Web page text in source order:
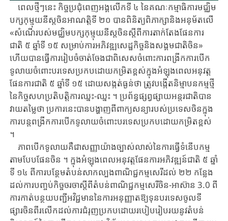
ពេល​ថ្មីៗនេះ ​កិច្ចប្រ​ជុំពេញ​អង្គលើកទី ​៤ ​នៃគណៈកម្មាធិការមជ្ឈិម
បក្សកុម្មុយនីស្តចិន​អាណត្តិ​ទី ​២០ ​បាន​ពិនិត្យ​ពិភាក្សា​និង​អនុម័ត​លើ​
«សំណើ​របស់​មជ្ឈិម​បក្សកុម្មុយនីស្ត​ចិន​ស្តីពី​ការតាក់​តែង​ផែនការ​
ជាតិ ​៥ ​ឆ្នាំ​ទី ​១៥ ​សម្រាប់​ការ​អភិវឌ្ឍសេដ្ឋកិច្ច​និង​សង្គមជាតិ​ចិន​» ​
ហើយ​បាន​ធ្វើ​ការ​រៀប​ចំ​ចាត់​ចែងជាពិសេសចំពោះ​ការ​ពង្រីកការបើក
ទូលាយ​ចំពោះ​បរទេស​ប្រកបដោយ​កម្រិតខ្ពស់​ក្នុងអំឡុងពេល​អនុវត្ត​
ផែនការ​ជាតិ ​៥ ​ឆ្នាំ​ទី ​១៥ ​ដោយ​សង្កត់​ធ្ងន់ថា ​ត្រូវ​បង្កើតនិម្មាបនកម្មថ្មី​
នៃ​កិច្ចសហប្រតិបត្តិការឈ្នះ-ឈ្នះ ​។ ​ប្រព័ន្ធផ្សព្វ​ផ្សាយ​អន្តរជាតិ​បាន
វាយតម្លៃថា ​ប្រការ​នេះ​បាន​បង្ហាញ​ពី​ពាក្យ​សន្យា​របស់​ប្រទេស​ចិន​ក្នុង​
ការ​បន្ត​ពង្រីក​ការបើកទូលាយ​ចំពោះ​បរទេស​ប្រកបដោយ​កម្រិតខ្ពស់ ​
។
ភាពបើកទូលាយគឺជាសញ្ញាយ៉ាង​ច្បាស់​លាស់​នៃការធ្វើទំនើបកម្ម
តាមបែបផែនចិន ​។ ​ក្នុង​អំឡុង​ពេល​អនុវត្ត​ផែនការ​អភិវឌ្ឍន៍​ជាតិ ​៥ ​ឆ្នាំ​
ទី ​១៤ ​ពី​ការ​បន្ថែម​តំបន់​សាក​ល្បង​ពាណិជ្ជកម្ម​សេរី​ដល់ ​២២ ​កន្លែង ​
ដល់​ការ​បញ្ចប់​កិច្ចចរចាស្តីពីតំបន់ពាណិជ្ជកម្ម​សេរី​ចិន​-អាស៊ាន ​3.0 ​ពី​
ការ​កាត់​បន្ថយ​បញ្ជី​អវិជ្ជ​មាន​នៃការអនុញ្ញាតឱ្យទុនបរទេសចូលទី
ផ្សារចិន​ពីរ​លើក​ដល់​ការ​ជំរុញ​ប្រកប​ដោយ​របៀបរៀបរយ​នូវ​តំបន់​